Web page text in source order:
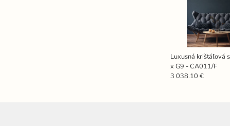
Luxusná krištáľová
x G9 - CA011/F
3 038.10 €